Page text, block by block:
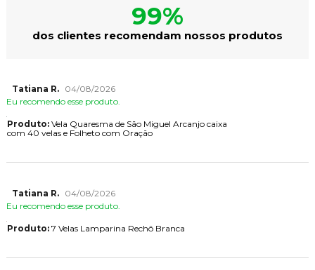
99%
dos clientes recomendam nossos produtos
Tatiana R.
04/08/2026
Eu recomendo esse produto.
Produto:Vela Quaresma de São Miguel Arcanjo caixa
com 40 velas e Folheto com Oração
Tatiana R.
04/08/2026
Eu recomendo esse produto.
Produto:7 Velas Lamparina Rechô Branca